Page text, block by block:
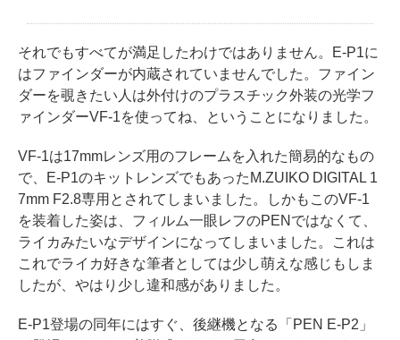
それでもすべてが満足したわけではありません。E-P1に
はファインダーが内蔵されていませんでした。ファイン
ダーを覗きたい人は外付けのプラスチック外装の光学フ
ァインダーVF-1を使ってね、ということになりました。
VF-1は17mmレンズ用のフレームを入れた簡易的なもの
で、E-P1のキットレンズでもあったM.ZUIKO DIGITAL 1
7mm F2.8専用とされてしまいました。しかもこのVF-1
を装着した姿は、フィルム一眼レフのPENではなくて、
ライカみたいなデザインになってしまいました。これは
これでライカ好きな筆者としては少し萌えな感じもしま
したが、やはり少し違和感がありました。
E-P1登場の同年にはすぐ、後継機となる「PEN E-P2」